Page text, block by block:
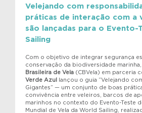
Velejando com
práticas de interação com a
são lançadas para o Evento-
Sailing
Com o objetivo de integrar segurança
conservação da biodiversidade marinha,
Brasileira de Vela (CBVela) em parceria
Verde Azul
lançou o guia “Velejando
Gigantes” — um conjunto de boas
convivência entre veleiros, barcos de
marinhos no contexto do Evento-Teste
Mundial de Vela da World Sailing,